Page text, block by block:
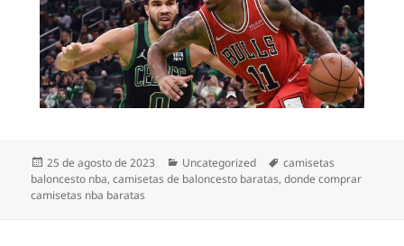
Publicado
el
25 de agosto de 2023 Categorías
Uncategorized Etiquetas
camisetas
baloncesto nba,camisetas de baloncesto baratas,donde comprar
camisetas nba baratas